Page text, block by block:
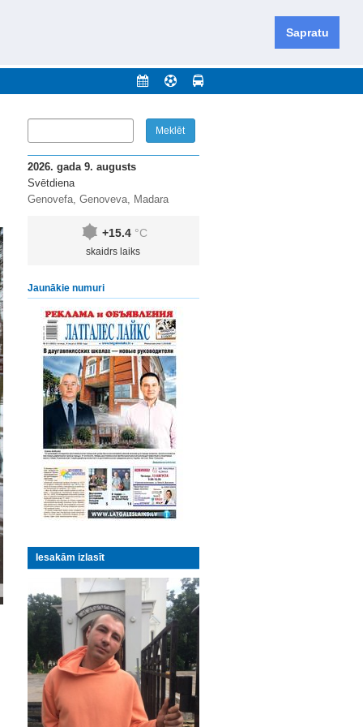
Sapratu
novadu un apkārtējos novadus un pilsētas.
2026. gada 9. augusts
Svētdiena
Genovefa, Genoveva, Madara
+15.4 °C
skaidrs laiks
Jaunākie numuri
Iesakām izlasīt